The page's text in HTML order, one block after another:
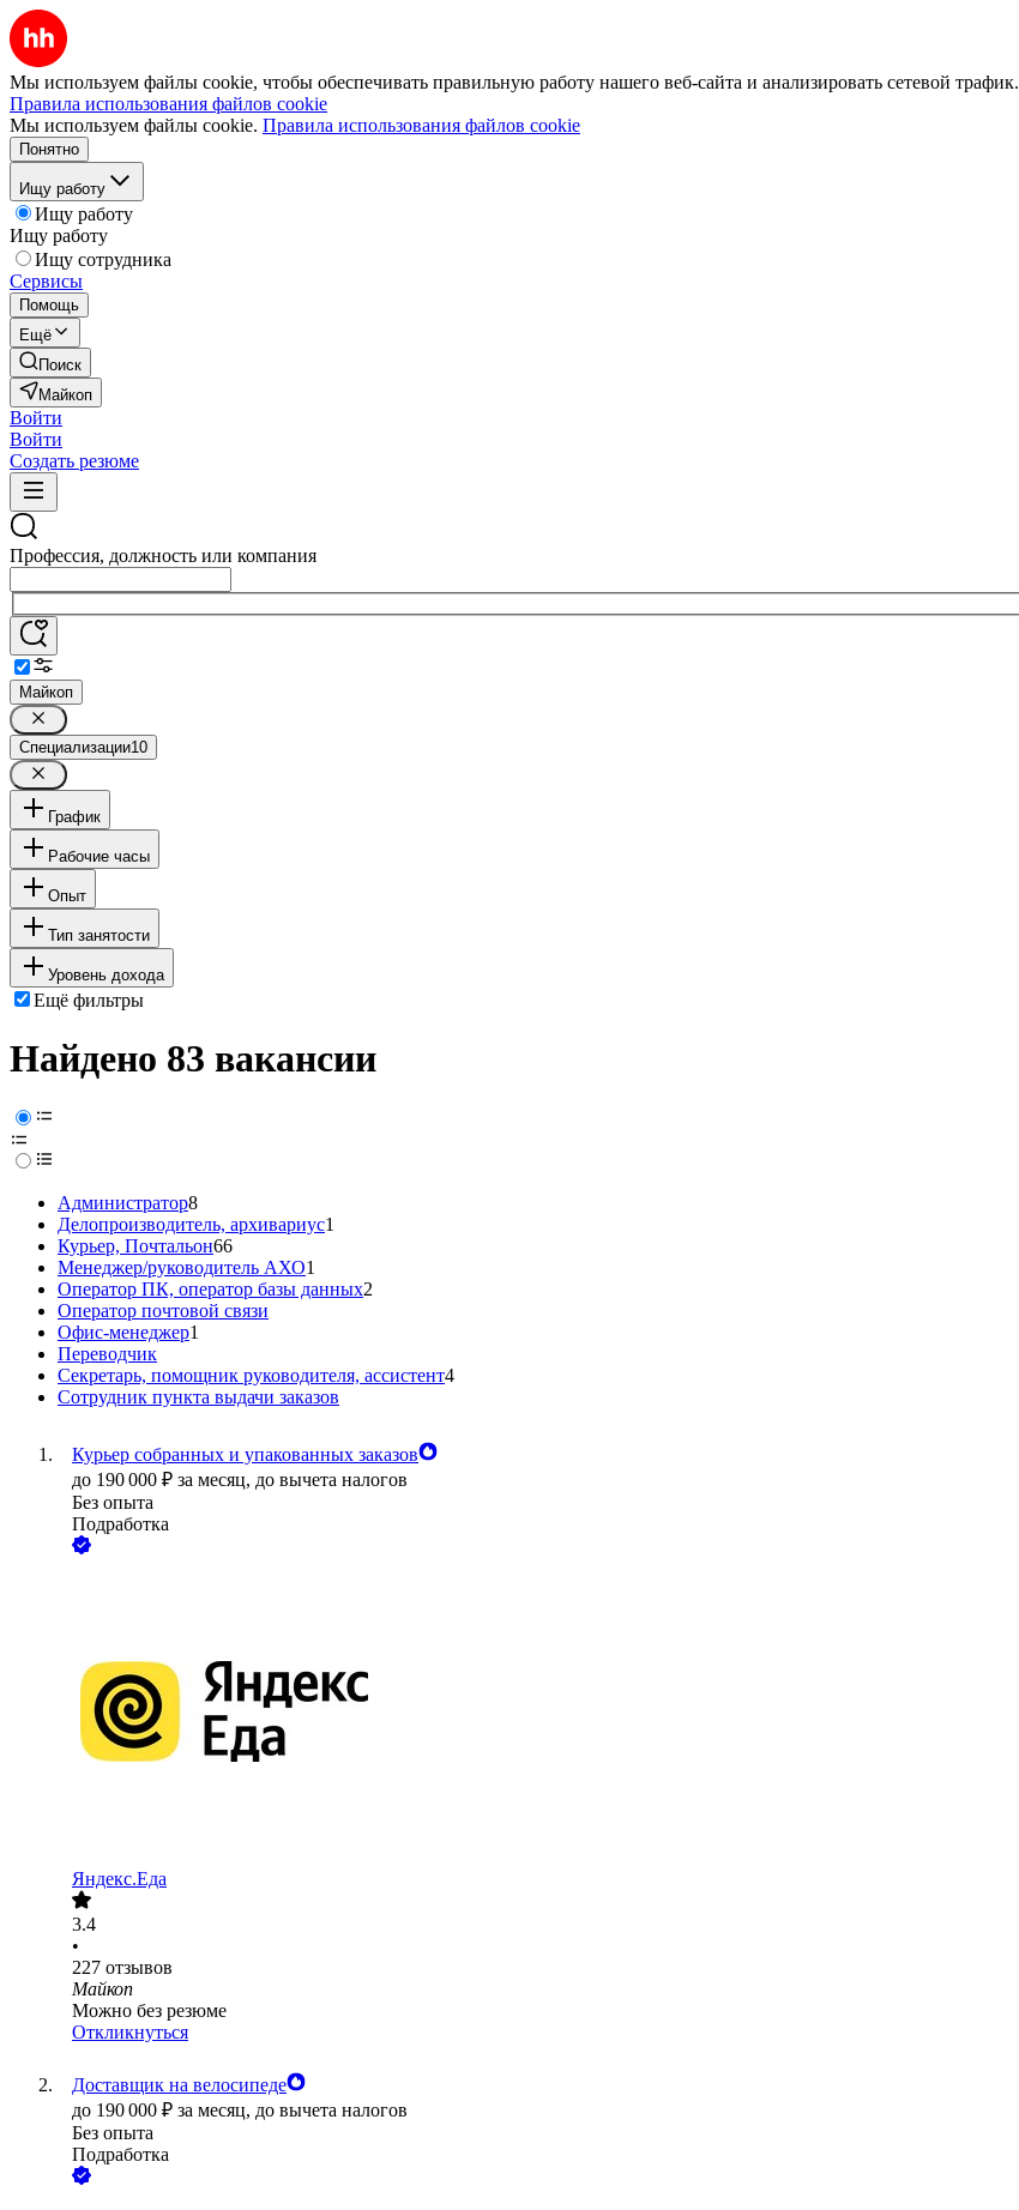
Мы используем файлы cookie, чтобы обеспечивать правильную работу нашего веб-сайта и анализировать сетевой трафик.
Правила использования файлов cookie
Мы используем файлы cookie. Правила использования файлов cookie
Понятно
Ищу работу
Ищу работу
Ищу работу
Ищу сотрудника
Сервисы
Помощь
Ещё
Поиск
Майкоп
Войти
Войти
Создать резюме
Профессия, должность или компания
Майкоп
Специализации10
График
Рабочие часы
Опыт
Тип занятости
Уровень дохода
Ещё фильтры
Найдено 83 вакансии
Администратор8
Делопроизводитель, архивариус1
Курьер, Почтальон66
Менеджер/руководитель АХО1
Оператор ПК, оператор базы данных2
Оператор почтовой связи
Офис-менеджер1
Переводчик
Секретарь, помощник руководителя, ассистент4
Сотрудник пункта выдачи заказов
Курьер собранных и упакованных заказов
до 190 000 ₽ за месяц, до вычета налогов
Без опыта
Подработка
Яндекс.Еда
3.4
•
227 отзывов
Майкоп
Можно без резюме
Откликнуться
Доставщик на велосипеде
до 190 000 ₽ за месяц, до вычета налогов
Без опыта
Подработка